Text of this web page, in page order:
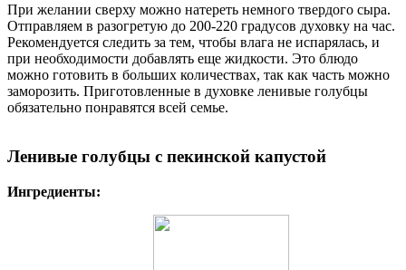
При желании сверху можно натереть немного твердого сыра.
Отправляем в разогретую до 200-220 градусов духовку на час.
Рекомендуется следить за тем, чтобы влага не испарялась, и
при необходимости добавлять еще жидкости. Это блюдо
можно готовить в больших количествах, так как часть можно
заморозить. Приготовленные в духовке ленивые голубцы
обязательно понравятся всей семье.
Ленивые голубцы с пекинской капустой
Ингредиенты: